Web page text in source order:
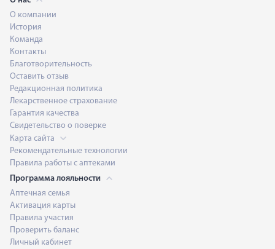
О компании
История
Команда
Контакты
Благотворительность
Оставить отзыв
Редакционная политика
Лекарственное страхование
Гарантия качества
Свидетельство о поверке
Карта сайта
Рекомендательные технологии
Правила работы с аптеками
Программа лояльности
Аптечная семья
Активация карты
Правила участия
Проверить баланс
Личный кабинет